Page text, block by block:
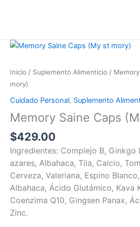
Inicio / Suplemento Alimenticio /
mory)
Cuidado Personal, Suplemento
Memory Saine Caps
$429.00
Ingredientes: Complejo B, Ginkgo
azares, Albahaca, Tila, Calcio,
Cerveza, Valeriana, Espino
Albahaca, Ácido Glutámico, Kava
Coenzima Q10, Gingsen Panax,
Zinc.
Memory
Caps
(My
mory)
cantidad